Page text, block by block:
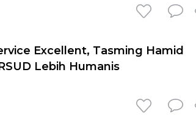
Excellent, Tasming Hamid
Lebih Humanis